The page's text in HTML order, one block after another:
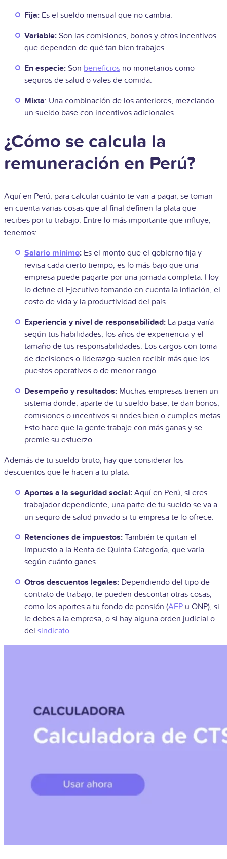
Fija: Es el sueldo mensual que no cambia.
Variable: Son las comisiones, bonos y otros incentivos
que dependen de qué tan bien trabajes.
En especie: Son beneficios no monetarios como
seguros de salud o vales de comida.
Mixta: Una combinación de los anteriores, mezclando
un sueldo base con incentivos adicionales.
¿Cómo se calcula la
remuneración en Perú?
Aquí en Perú, para calcular cuánto te van a pagar, se toman
en cuenta varias cosas que al final definen la plata que
recibes por tu trabajo. Entre lo más importante que influye,
tenemos:
Salario mínimo: Es el monto que el gobierno fija y
revisa cada cierto tiempo; es lo más bajo que una
empresa puede pagarte por una jornada completa. Hoy
lo define el Ejecutivo tomando en cuenta la inflación, el
costo de vida y la productividad del país.
Experiencia y nivel de responsabilidad: La paga varía
según tus habilidades, los años de experiencia y el
tamaño de tus responsabilidades. Los cargos con toma
de decisiones o liderazgo suelen recibir más que los
puestos operativos o de menor rango.
Desempeño y resultados: Muchas empresas tienen un
sistema donde, aparte de tu sueldo base, te dan bonos,
comisiones o incentivos si rindes bien o cumples metas.
Esto hace que la gente trabaje con más ganas y se
premie su esfuerzo.
Además de tu sueldo bruto, hay que considerar los
descuentos que le hacen a tu plata:
Aportes a la seguridad social: Aquí en Perú, si eres
trabajador dependiente, una parte de tu sueldo se va a
un seguro de salud privado si tu empresa te lo ofrece.
Retenciones de impuestos: También te quitan el
Impuesto a la Renta de Quinta Categoría, que varía
según cuánto ganes.
Otros descuentos legales: Dependiendo del tipo de
contrato de trabajo, te pueden descontar otras cosas,
como los aportes a tu fondo de pensión (AFP u ONP), si
le debes a la empresa, o si hay alguna orden judicial o
del sindicato.